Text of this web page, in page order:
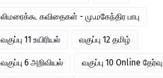
லிமரைக்கூ கவிதைகள் - மு.மகேந்திர பாபு
வகுப்பு 11 உயிரியல் வகுப்பு 12 தமிழ்
வகுப்பு 6 அறிவியல் வகுப்பு 10 Online தேர்வு